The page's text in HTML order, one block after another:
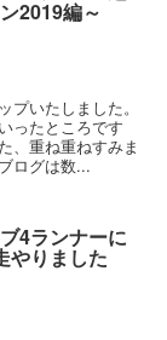
2019編～
いたしました。
ったところです
、重ね重ねすみま
ログは数...
4ランナーに
やりました